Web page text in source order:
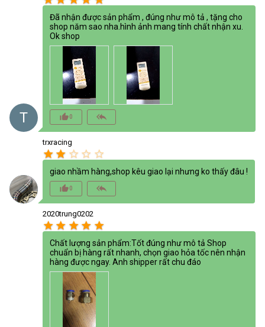
T
Đã nhận được sản phẩm , đúng như mô tả , tặng cho
shop năm sao nha.hình ảnh mang tính chất nhận xu.
Ok shop
thumb_up_alt0 reply_all
trxracing
star star star_border star_border star_border
giao nhầm hàng,shop kêu giao lại nhưng ko thấy đâu !
thumb_up_alt0 reply_all
2020trung0202
star star star star star
Chất lượng sản phẩm:Tốt đúng như mô tả Shop
chuẩn bị hàng rất nhanh, chọn giao hỏa tốc nên nhận
hàng được ngay. Anh shipper rất chu đáo